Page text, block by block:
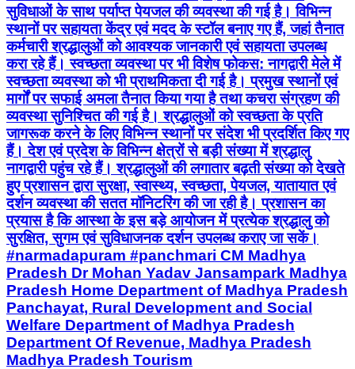
सुविधाओं के साथ पर्याप्त पेयजल की व्यवस्था की गई है। विभिन्न
स्थानों पर सहायता केंद्र एवं मदद के स्टॉल बनाए गए हैं, जहां तैनात
कर्मचारी श्रद्धालुओं को आवश्यक जानकारी एवं सहायता उपलब्ध
करा रहे हैं। स्वच्छता व्यवस्था पर भी विशेष फोकस: नागद्वारी मेले में
स्वच्छता व्यवस्था को भी प्राथमिकता दी गई है। प्रमुख स्थानों एवं
मार्गों पर सफाई अमला तैनात किया गया है तथा कचरा संग्रहण की
व्यवस्था सुनिश्चित की गई है। श्रद्धालुओं को स्वच्छता के प्रति
जागरूक करने के लिए विभिन्न स्थानों पर संदेश भी प्रदर्शित किए गए
हैं। देश एवं प्रदेश के विभिन्न क्षेत्रों से बड़ी संख्या में श्रद्धालु
नागद्वारी पहुंच रहे हैं। श्रद्धालुओं की लगातार बढ़ती संख्या को देखते
हुए प्रशासन द्वारा सुरक्षा, स्वास्थ्य, स्वच्छता, पेयजल, यातायात एवं
दर्शन व्यवस्था की सतत मॉनिटरिंग की जा रही है। प्रशासन का
प्रयास है कि आस्था के इस बड़े आयोजन में प्रत्येक श्रद्धालु को
सुरक्षित, सुगम एवं सुविधाजनक दर्शन उपलब्ध कराए जा सकें।
#narmadapuram #panchmari CM Madhya
Pradesh Dr Mohan Yadav Jansampark Madhya
Pradesh Home Department of Madhya Pradesh
Panchayat, Rural Development and Social
Welfare Department of Madhya Pradesh
Department Of Revenue, Madhya Pradesh
Madhya Pradesh Tourism